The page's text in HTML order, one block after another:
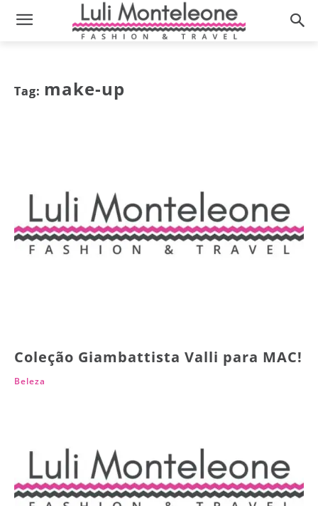
Tag: make-up
Coleção Giambattista Valli para MAC!
Beleza